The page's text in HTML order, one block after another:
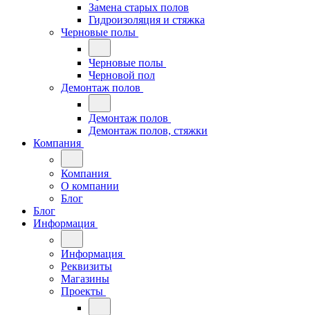
Замена старых полов
Гидроизоляция и стяжка
Черновые полы
Черновые полы
Черновой пол
Демонтаж полов
Демонтаж полов
Демонтаж полов, стяжки
Компания
Компания
О компании
Блог
Блог
Информация
Информация
Реквизиты
Магазины
Проекты